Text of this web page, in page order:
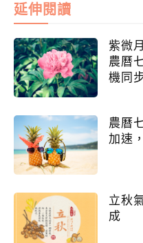
延伸閱讀
紫微
農曆
機同
農曆
加速
立秋
成